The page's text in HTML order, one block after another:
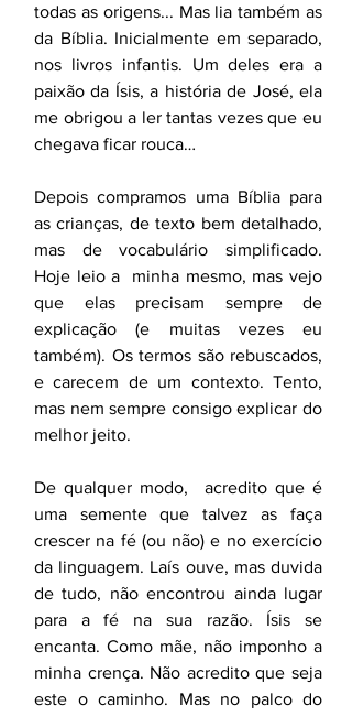
todas as origens... Mas lia também as
da Bíblia. Inicialmente em separado,
nos livros infantis. Um deles era a
paixão da Ísis, a história de José, ela
me obrigou a ler tantas vezes que eu
chegava ficar rouca…
Depois compramos uma Bíblia para
as crianças, de texto bem detalhado,
mas de vocabulário simplificado.
Hoje leio a  minha mesmo, mas vejo
que elas precisam sempre de
explicação (e muitas vezes eu
também). Os termos são rebuscados,
e carecem de um contexto. Tento,
mas nem sempre consigo explicar do
melhor jeito.
De qualquer modo,  acredito que é
uma semente que talvez as faça
crescer na fé (ou não) e no exercício
da linguagem. Laís ouve, mas duvida
de tudo, não encontrou ainda lugar
para a fé na sua razão. Ísis se
encanta. Como mãe, não imponho a
minha crença. Não acredito que seja
este o caminho. Mas no palco do